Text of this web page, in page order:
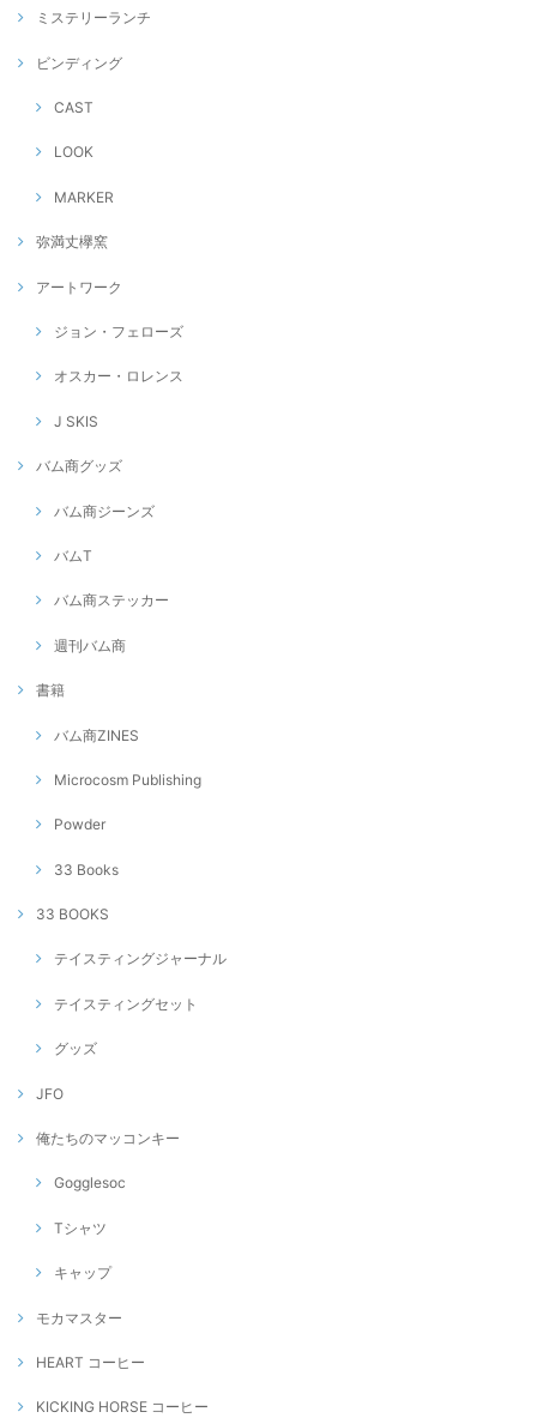
ミステリーランチ
ビンディング
CAST
LOOK
MARKER
弥満丈欅窯
アートワーク
ジョン・フェローズ
オスカー・ロレンス
J SKIS
バム商グッズ
バム商ジーンズ
バムT
バム商ステッカー
週刊バム商
書籍
バム商ZINES
Microcosm Publishing
Powder
33 Books
33 BOOKS
テイスティングジャーナル
テイスティングセット
グッズ
JFO
俺たちのマッコンキー
Gogglesoc
Tシャツ
キャップ
モカマスター
HEART コーヒー
KICKING HORSE コーヒー